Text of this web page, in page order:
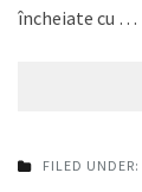
încheiate cu …
FILED UNDER: